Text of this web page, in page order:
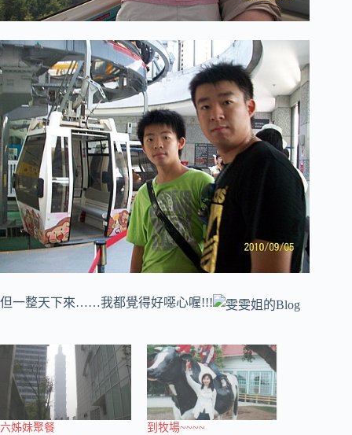
但一整天下來……我都覺得好噁心喔!!!
六姊妹聚餐
到牧場~~~~